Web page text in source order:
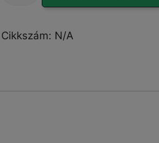
II
tok
Cikkszám: N/A